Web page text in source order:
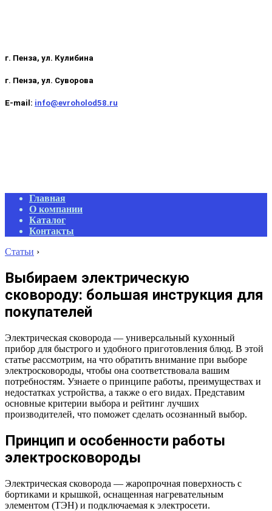
г. Пенза, ул. Кулибина
г. Пенза, ул. Суворова
E-mail: info@evroholod58.ru
Primary
Navigation
Menu
Главная
О компании
Каталог
Контакты
Статьи ›
Выбираем электрическую
сковороду: большая инструкция для
покупателей
Электрическая сковорода — универсальный кухонный
прибор для быстрого и удобного приготовления блюд. В этой
статье рассмотрим, на что обратить внимание при выборе
электросковороды, чтобы она соответствовала вашим
потребностям. Узнаете о принципе работы, преимуществах и
недостатках устройства, а также о его видах. Представим
основные критерии выбора и рейтинг лучших
производителей, что поможет сделать осознанный выбор.
Принцип и особенности работы
электросковороды
Электрическая сковорода — жаропрочная поверхность с
бортиками и крышкой, оснащенная нагревательным
элементом (ТЭН) и подключаемая к электросети.